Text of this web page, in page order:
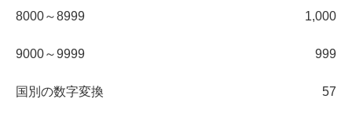
8000～8999 1,000
9000～9999 999
国別の数字変換 57